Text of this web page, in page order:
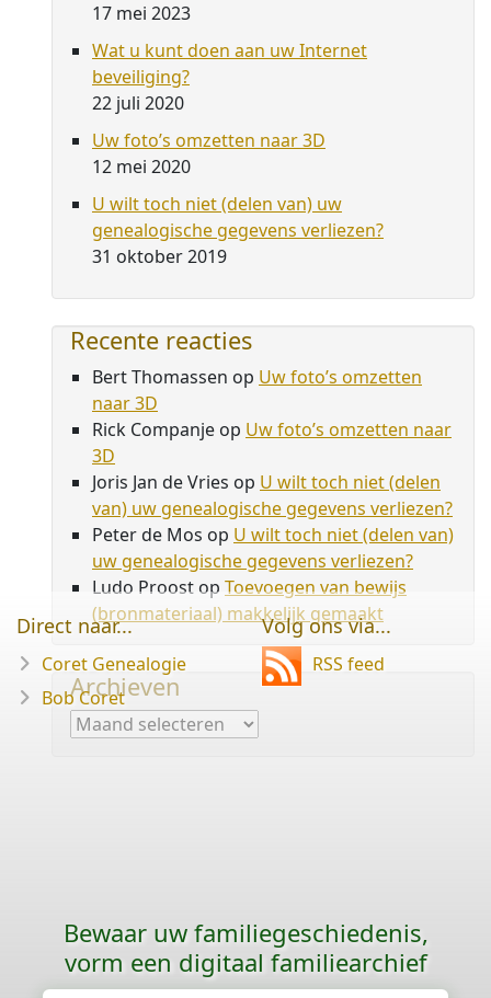
17 mei 2023
Wat u kunt doen aan uw Internet
beveiliging?
22 juli 2020
Uw foto’s omzetten naar 3D
12 mei 2020
U wilt toch niet (delen van) uw
genealogische gegevens verliezen?
31 oktober 2019
Recente reacties
Bert Thomassen op Uw foto’s omzetten
naar 3D
Rick Companje op Uw foto’s omzetten naar
3D
Joris Jan de Vries op U wilt toch niet (delen
van) uw genealogische gegevens verliezen?
Peter de Mos op U wilt toch niet (delen van)
uw genealogische gegevens verliezen?
Ludo Proostop Toevoegen van bewijs
(bronmateriaal) makkelijk gemaakt
Archieven
Archieven
Direct naar...
Coret Genealogie
Bob Coret
Volg ons via...
RSS feed
Bewaar uw familie­geschiedenis,
vorm een digitaal familiearchief